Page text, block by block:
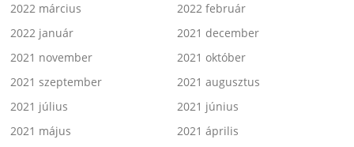
2022 március
2022 február
2022 január
2021 december
2021 november
2021 október
2021 szeptember
2021 augusztus
2021 július
2021 június
2021 május
2021 április